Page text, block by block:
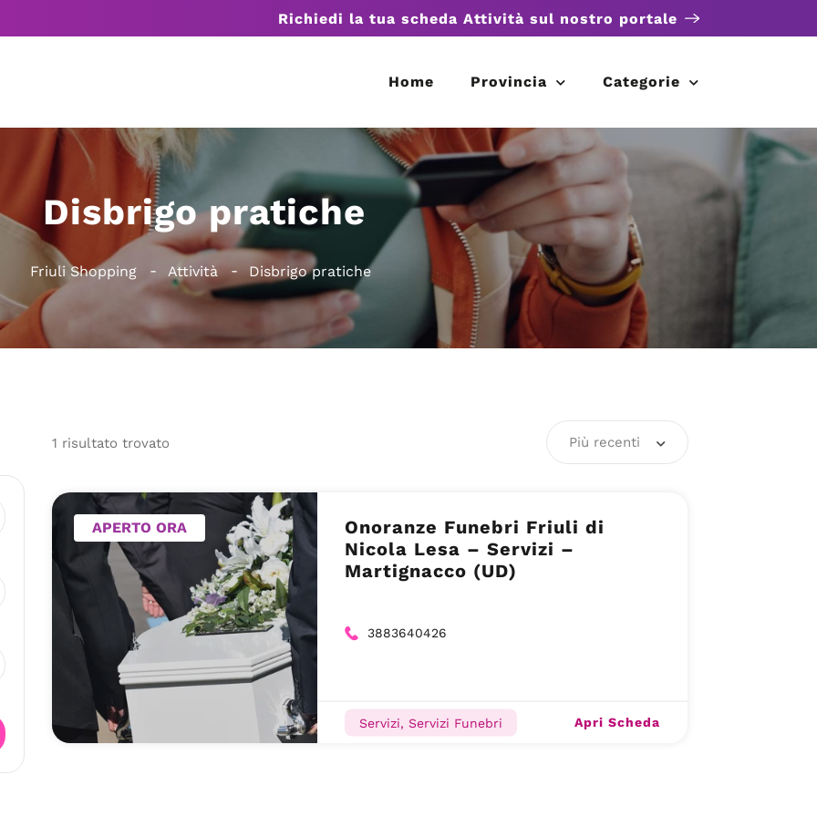
Richiedi la tua scheda Attività sul nostro portale
Home Provincia Categorie
Disbrigo pratiche
Friuli Shopping Attività Disbrigo pratiche
1 risultato trovato Più recenti
APERTO ORA
Onoranze Funebri Friuli di
Nicola Lesa – Servizi –
Martignacco (UD)
3883640426
Servizi, Servizi Funebri Apri Scheda